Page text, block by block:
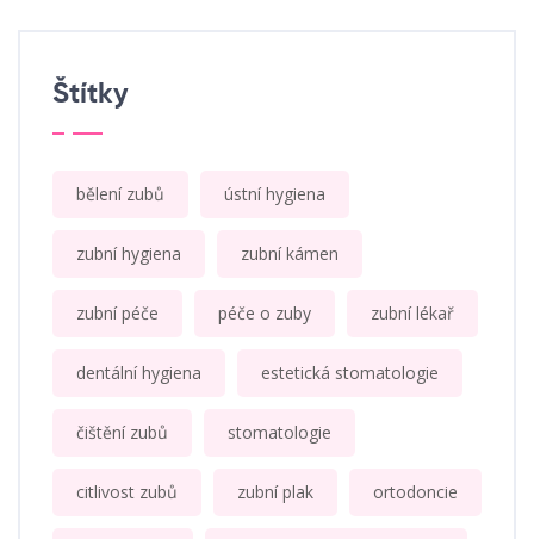
Štítky
bělení zubů ústní hygiena
zubní hygiena zubní kámen
zubní péče péče o zuby zubní lékař
dentální hygiena estetická stomatologie
čištění zubů stomatologie
citlivost zubů zubní plak ortodoncie